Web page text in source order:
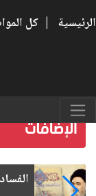
الرئيسية | كل